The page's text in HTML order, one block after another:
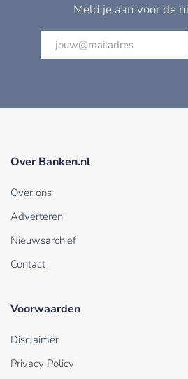
Meld je aan voor de
Over Banken.nl
Over ons
Adverteren
Nieuwsarchief
Contact
Voorwaarden
Disclaimer
Privacy Policy